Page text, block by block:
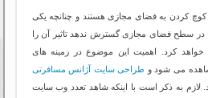
کردن به فضای مجازی هستند و چنانچه یکی
در سطح فضای مجازی گسترش ندهد تاثیر آن را
کرد. اهمیت این موضوع در زمینه های
می شود و طراحی سایت آژانس مسافرتی
به ذکر است با اینکه شاهد تعدد وب سایت